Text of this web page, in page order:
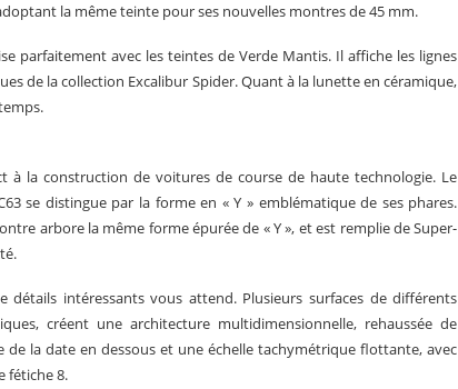
la même teinte pour ses nouvelles montres de 45 mm.
parfaitement avec les teintes de Verde Mantis. Il affiche les lignes
de la collection Excalibur Spider. Quant à la lunette en céramique,
à la construction de voitures de course de haute technologie. Le
se distingue par la forme en « Y » emblématique de ses phares.
arbore la même forme épurée de « Y », et est remplie de Super-
intéressants vous attend. Plusieurs surfaces de différents
créent une architecture multidimensionnelle, rehaussée de
la date en dessous et une échelle tachymétrique flottante, avec
fétiche 8.